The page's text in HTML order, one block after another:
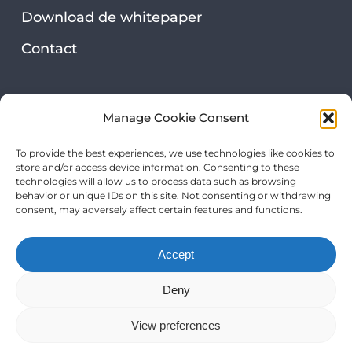
Manage Cookie Consent
To provide the best experiences, we use technologies like cookies to
store and/or access device information. Consenting to these
technologies will allow us to process data such as browsing
behavior or unique IDs on this site. Not consenting or withdrawing
consent, may adversely affect certain features and functions.
Accept
Deny
View preferences
Download de whitepaper
Contact
Onze certificeringen
The Mental Move B.V. | KvK: 78716446 | BTW: